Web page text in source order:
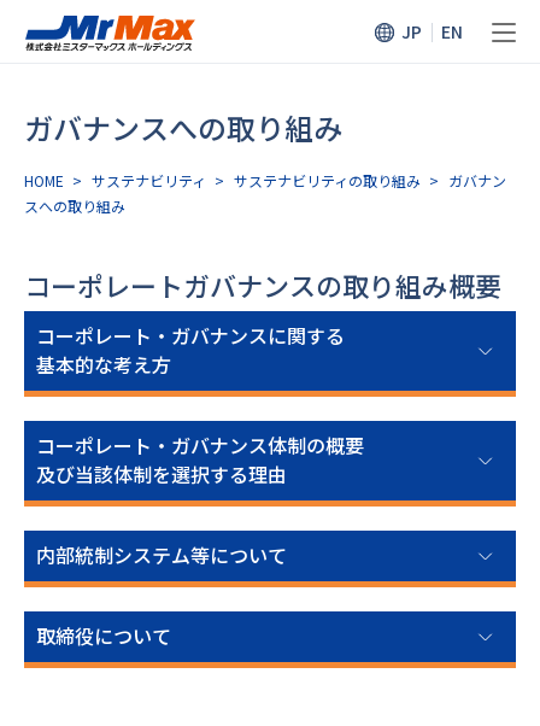
JP EN
ガバナンスへの取り組み
HOME > サステナビリティ > サステナビリティの取り組み > ガバナン
スへの取り組み
コーポレートガバナンスの取り組み概要
コーポレート・ガバナンスに関する
基本的な考え方
コーポレート・ガバナンス体制の概要
及び当該体制を選択する理由
内部統制システム等について
取締役について